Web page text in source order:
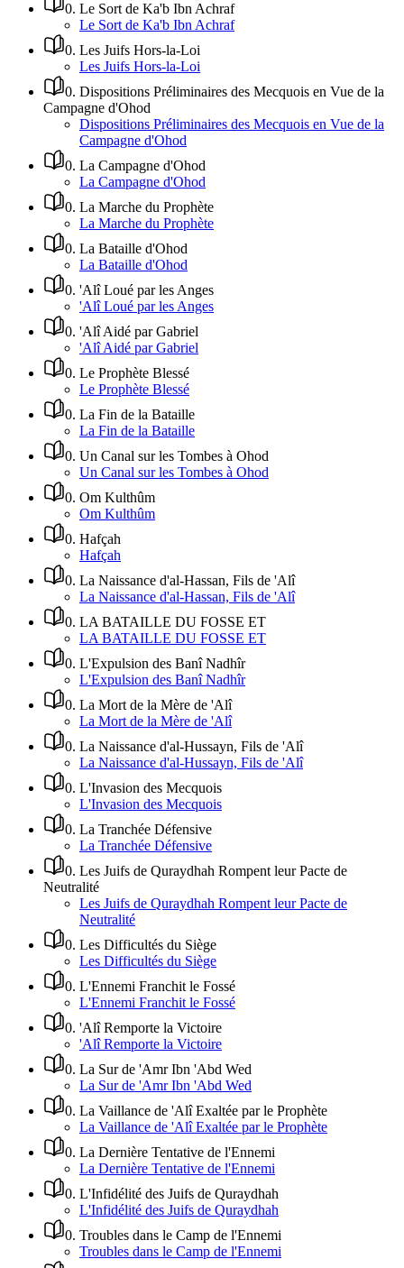
0. Le Sort de Ka'b Ibn Achraf
Le Sort de Ka'b Ibn Achraf
0. Les Juifs Hors-la-Loi
Les Juifs Hors-la-Loi
0. Dispositions Préliminaires des Mecquois en Vue de la
Campagne d'Ohod
Dispositions Préliminaires des Mecquois en Vue de la
Campagne d'Ohod
0. La Campagne d'Ohod
La Campagne d'Ohod
0. La Marche du Prophète
La Marche du Prophète
0. La Bataille d'Ohod
La Bataille d'Ohod
0. 'Alî Loué par les Anges
'Alî Loué par les Anges
0. 'Alî Aidé par Gabriel
'Alî Aidé par Gabriel
0. Le Prophète Blessé
Le Prophète Blessé
0. La Fin de la Bataille
La Fin de la Bataille
0. Un Canal sur les Tombes à Ohod
Un Canal sur les Tombes à Ohod
0. Om Kulthûm
Om Kulthûm
0. Hafçah
Hafçah
0. La Naissance d'al-Hassan, Fils de 'Alî
La Naissance d'al-Hassan, Fils de 'Alî
0. LA BATAILLE DU FOSSE ET
LA BATAILLE DU FOSSE ET
0. L'Expulsion des Banî Nadhîr
L'Expulsion des Banî Nadhîr
0. La Mort de la Mère de 'Alî
La Mort de la Mère de 'Alî
0. La Naissance d'al-Hussayn, Fils de 'Alî
La Naissance d'al-Hussayn, Fils de 'Alî
0. L'Invasion des Mecquois
L'Invasion des Mecquois
0. La Tranchée Défensive
La Tranchée Défensive
0. Les Juifs de Quraydhah Rompent leur Pacte de
Neutralité
Les Juifs de Quraydhah Rompent leur Pacte de
Neutralité
0. Les Difficultés du Siège
Les Difficultés du Siège
0. L'Ennemi Franchit le Fossé
L'Ennemi Franchit le Fossé
0. 'Alî Remporte la Victoire
'Alî Remporte la Victoire
0. La Sur de 'Amr Ibn 'Abd Wed
La Sur de 'Amr Ibn 'Abd Wed
0. La Vaillance de 'Alî Exaltée par le Prophète
La Vaillance de 'Alî Exaltée par le Prophète
0. La Dernière Tentative de l'Ennemi
La Dernière Tentative de l'Ennemi
0. L'Infidélité des Juifs de Quraydhah
L'Infidélité des Juifs de Quraydhah
0. Troubles dans le Camp de l'Ennemi
Troubles dans le Camp de l'Ennemi